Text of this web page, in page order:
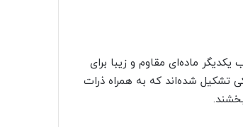
ماده‌ای مقاوم و زیبا برای
تشکیل شده‌اند که به همراه ذرات